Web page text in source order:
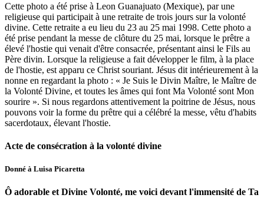
Cette photo a été prise à Leon Guanajuato (Mexique), par une
religieuse qui participait à une retraite de trois jours sur la volonté
divine. Cette retraite a eu lieu du 23 au 25 mai 1998. Cette photo a
été prise pendant la messe de clôture du 25 mai, lorsque le prêtre a
élevé l'hostie qui venait d'être consacrée, présentant ainsi le Fils au
Père divin. Lorsque la religieuse a fait développer le film, à la place
de l'hostie, est apparu ce Christ souriant. Jésus dit intérieurement à la
nonne en regardant la photo : « Je Suis le Divin Maître, le Maître de
la Volonté Divine, et toutes les âmes qui font Ma Volonté sont Mon
sourire ». Si nous regardons attentivement la poitrine de Jésus, nous
pouvons voir la forme du prêtre qui a célébré la messe, vêtu d'habits
sacerdotaux, élevant l'hostie.
Acte de consécration à la volonté divine
Donné à Luisa Picaretta
Ô adorable et Divine Volonté, me voici devant l'immensité de Ta